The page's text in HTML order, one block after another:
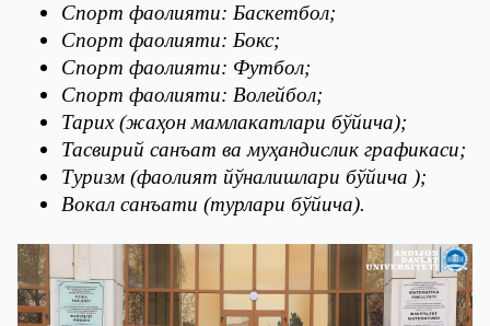
Спорт фаолияти: Баскетбол;
Спорт фаолияти: Бокс;
Спорт фаолияти: Футбол;
Спорт фаолияти: Волейбол;
Тарих (жаҳон мамлакатлари бўйича);
Тасвирий санъат ва муҳандислик графикаси;
Туризм (фаолият йўналишлари бўйича );
Вокал санъати (турлари бўйича).